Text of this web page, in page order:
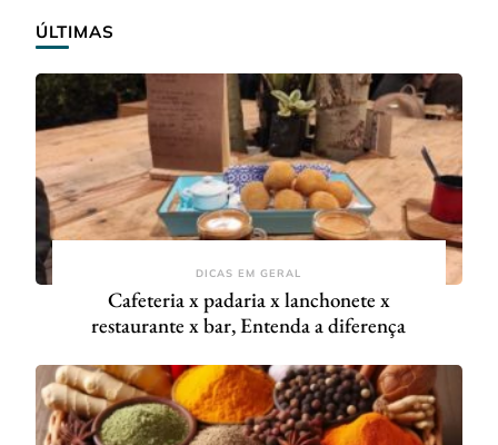
ÚLTIMAS
DICAS EM GERAL
Cafeteria x padaria x lanchonete x
restaurante x bar, Entenda a diferença